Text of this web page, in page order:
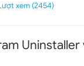
xem (2454)
Uninstaller